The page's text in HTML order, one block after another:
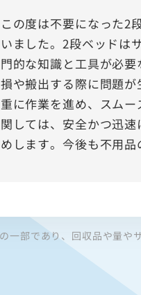
この度は不要になった2
いました。2段ベッドは
門的な知識と工具が必
損や搬出する際に問題
重に作業を進め、スム
関しては、安全かつ迅
めします。今後も不用品
一部であり、回収品や量や